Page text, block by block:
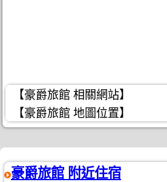
【豪爵旅館 相關網站】
【豪爵旅館 地圖位置】
豪爵旅館 附近住宿